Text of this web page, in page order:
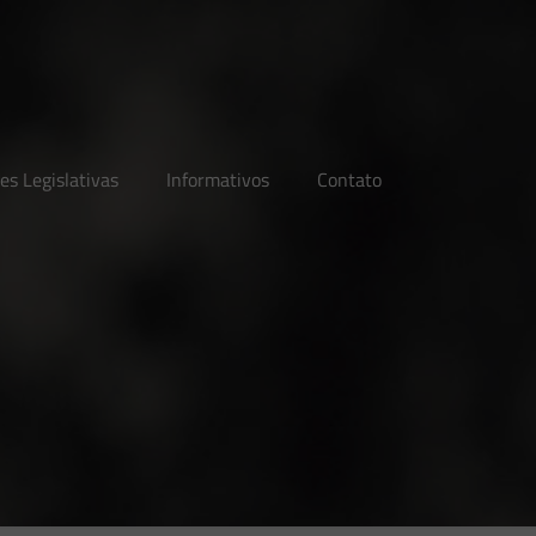
Legislativas Informativos Contato